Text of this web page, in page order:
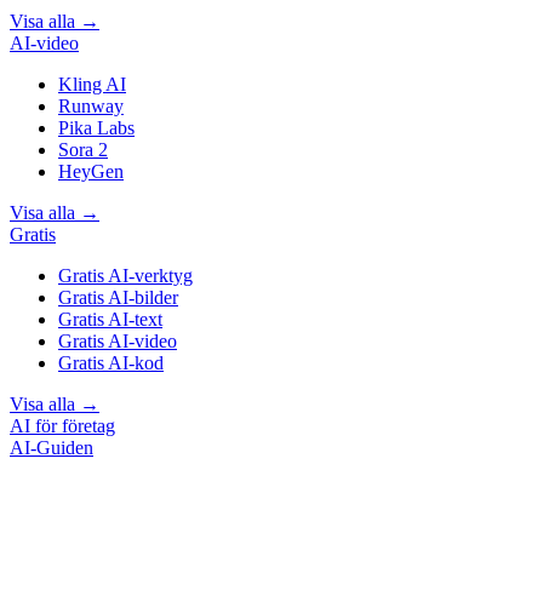
Visa alla →
AI-video
Kling AI
Runway
Pika Labs
Sora 2
HeyGen
Visa alla →
Gratis
Gratis AI-verktyg
Gratis AI-bilder
Gratis AI-text
Gratis AI-video
Gratis AI-kod
Visa alla →
AI för företag
AI-Guiden